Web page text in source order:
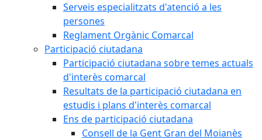
Serveis especialitzats d'atenció a les
persones
Reglament Orgànic Comarcal
Participació ciutadana
Participació ciutadana sobre temes actuals
d'interès comarcal
Resultats de la participació ciutadana en
estudis i plans d'interès comarcal
Ens de participació ciutadana
Consell de la Gent Gran del Moianès